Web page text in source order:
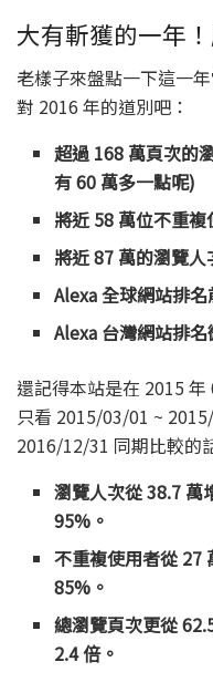
大有斬獲的一年
老樣子來盤點一下這一
對 2016 年的道別吧：
超過 168 萬頁次的
有 60 萬多一點呢)
將近 58 萬位不重
將近 87 萬的瀏覽
Alexa 全球網站排名
Alexa 台灣網站排
還記得本站是在 2015
只看 2015/03/01 ~
2016/12/31 同期比較的
瀏覽人次從 38.7 萬
95%。
不重複使用者從 27
85%。
總瀏覽頁次更從
2.4 倍。